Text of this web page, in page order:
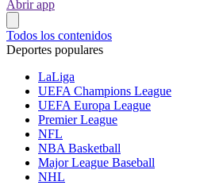
Abrir app
Todos los contenidos
Deportes populares
LaLiga
UEFA Champions League
UEFA Europa League
Premier League
NFL
NBA Basketball
Major League Baseball
NHL